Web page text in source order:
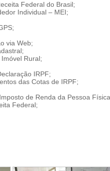
Federal do Brasil;
Individual – MEI;
via Web;
Rural;
IRPF;
das Cotas de IRPF;
de Renda da Pessoa
Federal;